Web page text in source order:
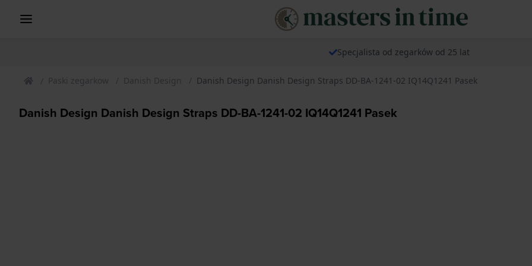
Specjalista od zegarków od 25 lat
Paski zegarkow Danish Design Danish Design Danish Design Straps DD-BA-1241-02 IQ14Q1241 Pasek
Danish Design Danish Design Straps DD-BA-1241-02 IQ14Q1241 Pasek